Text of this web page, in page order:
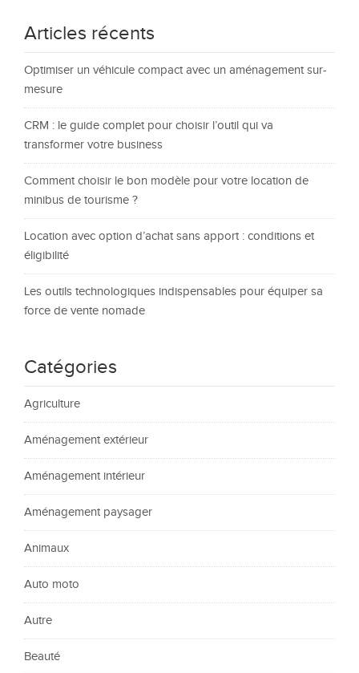
Articles récents
Optimiser un véhicule compact avec un aménagement sur-
mesure
CRM : le guide complet pour choisir l’outil qui va
transformer votre business
Comment choisir le bon modèle pour votre location de
minibus de tourisme ?
Location avec option d’achat sans apport : conditions et
éligibilité
Les outils technologiques indispensables pour équiper sa
force de vente nomade
Catégories
Agriculture
Aménagement extérieur
Aménagement intérieur
Aménagement paysager
Animaux
Auto moto
Autre
Beauté